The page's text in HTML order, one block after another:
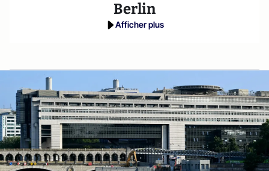
Berlin
Afficher plus